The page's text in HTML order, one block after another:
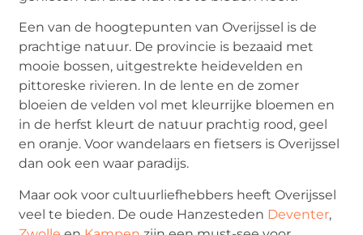
Een van de hoogtepunten van Overijssel is de
prachtige natuur. De provincie is bezaaid met
mooie bossen, uitgestrekte heidevelden en
pittoreske rivieren. In de lente en de zomer
bloeien de velden vol met kleurrijke bloemen en
in de herfst kleurt de natuur prachtig rood, geel
en oranje. Voor wandelaars en fietsers is Overijssel
dan ook een waar paradijs.
Maar ook voor cultuurliefhebbers heeft Overijssel
veel te bieden. De oude Hanzesteden Deventer,